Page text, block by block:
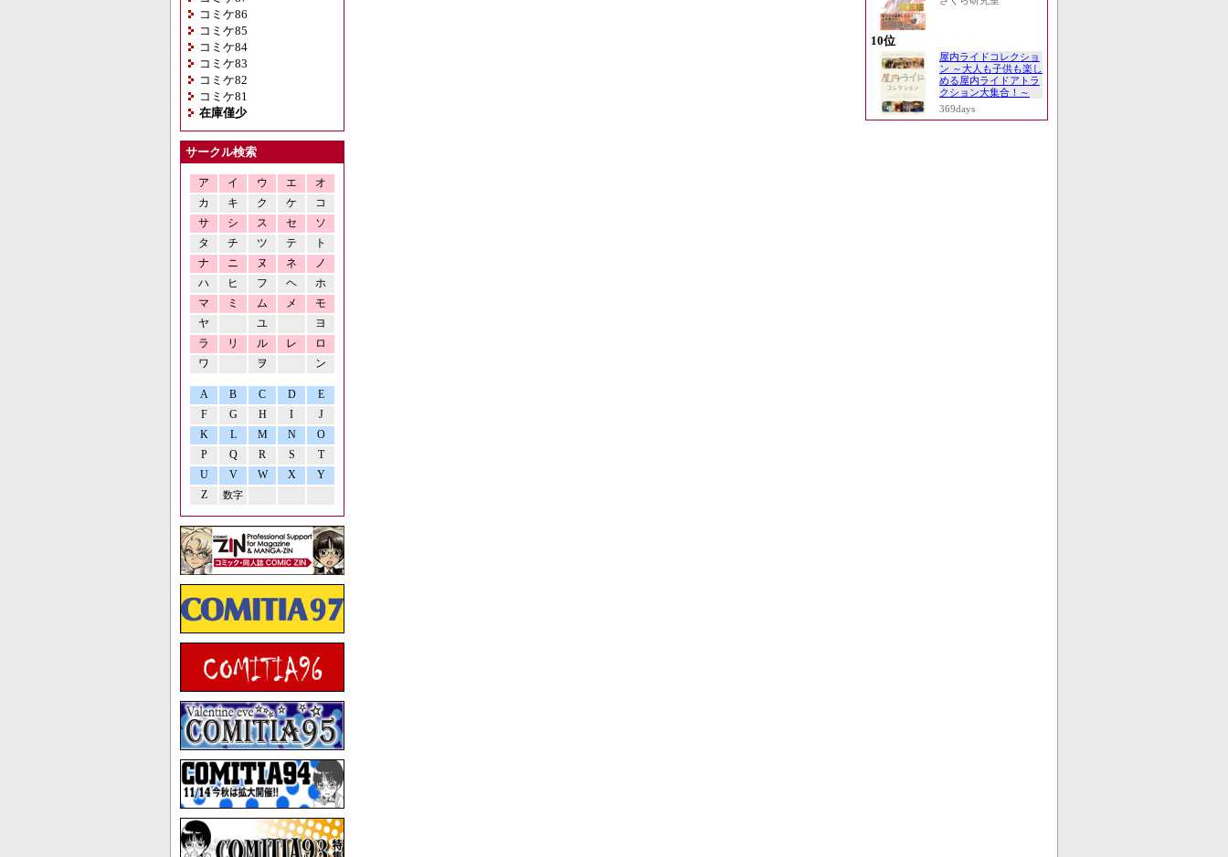
コミケ86
コミケ85
コミケ84
コミケ83
コミケ82
コミケ81
在庫僅少
サークル検索
ア イ ウ エ
オ
カ
キ ク ケ
コ
サ
シ ス セ
ソ
タ
チ ツ テ
ト
ナ
ニ ヌ ネ
ノ
ハ
ヒ フ ヘ
ホ
マ
ミ ム メ
モ
ヤ
ユ
ヨ
ラ
リ ル レ
ロ
ワ
ヲ ン
A B C D
E
F
G H I
J
K
L M N
O
P
Q R S
T
U
V W X
Y
Z
数字
10位
屋内ライドコレクショ
ン ～大人も子供も楽し
める屋内ライドアトラ
クション大集合！～
369days